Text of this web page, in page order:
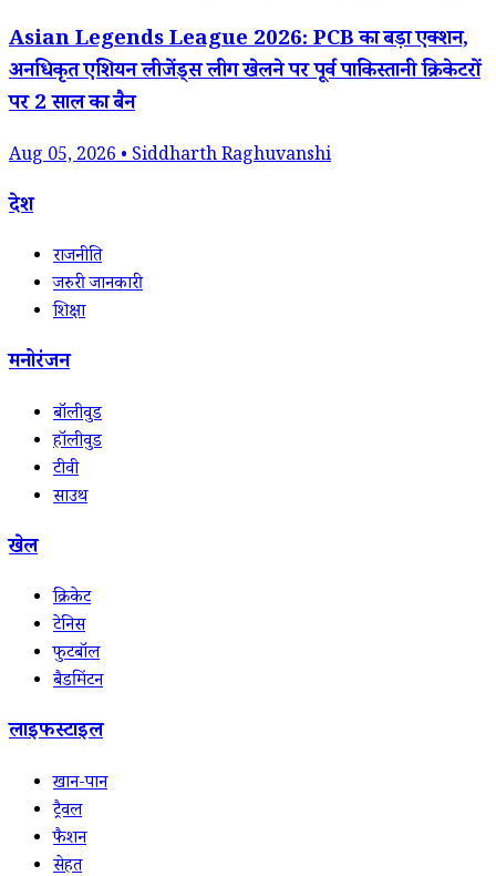
Asian Legends League 2026: PCB का बड़ा एक्शन,
अनधिकृत एशियन लीजेंड्स लीग खेलने पर पूर्व पाकिस्तानी क्रिकेटरों
पर 2 साल का बैन
Aug 05, 2026 • Siddharth Raghuvanshi
देश
राजनीति
जरुरी जानकारी
शिक्षा
मनोरंजन
बॉलीवुड
हॉलीवुड
टीवी
साउथ
खेल
क्रिकेट
टेनिस
फुटबॉल
बैडमिंटन
लाइफस्टाइल
खान-पान
ट्रैवल
फैशन
सेहत